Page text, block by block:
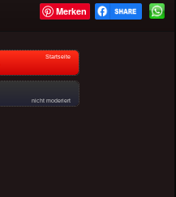
Merken
Startseite
nicht moderiert